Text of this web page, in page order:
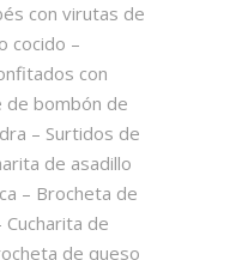
con virutas de
cocido –
con
de bombón de
– Surtidos de
de asadillo
– Brocheta de
de
de queso